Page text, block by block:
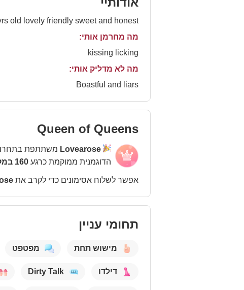
Hello, welcome to my room! I'm rose I'm milf I'm 55 yrs old lovely friendly sweet and honest
מה מחרמן אותי:
kissing licking
מה לא מדליק אותי:
Boastful and liars
Queen of Queens
Lovearose משתתפת
הדוגמנית ממוקמת כרגע 160 במקום
אפשר לשלוח אסימונים כדי לקרב את
תחומי עניין
מישוש תחת מפטפט
דילדו Dirty Talk